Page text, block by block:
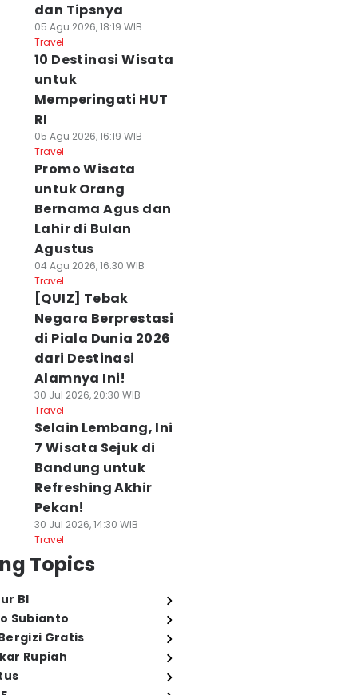
dan Tipsnya
05 Agu 2026, 18:19 WIB
Travel
10 Destinasi Wisata
untuk
Memperingati HUT
RI
05 Agu 2026, 16:19 WIB
Travel
Promo Wisata
untuk Orang
Bernama Agus dan
Lahir di Bulan
Agustus
04 Agu 2026, 16:30 WIB
Travel
[QUIZ] Tebak
Negara Berprestasi
di Piala Dunia 2026
dari Destinasi
Alamnya Ini!
30 Jul 2026, 20:30 WIB
Travel
Selain Lembang, Ini
7 Wisata Sejuk di
Bandung untuk
Refreshing Akhir
Pekan!
30 Jul 2026, 14:30 WIB
Travel
Topics
BI
Subianto
Gratis
Rupiah